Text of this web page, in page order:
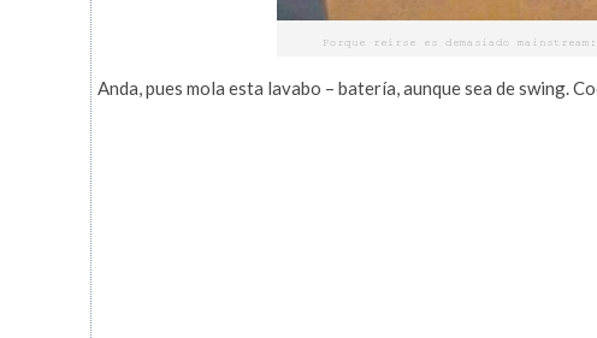
Anda, pues mola esta lavabo – batería, aunque sea de swing.